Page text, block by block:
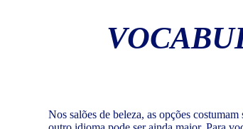
Nos salões de beleza, as opções